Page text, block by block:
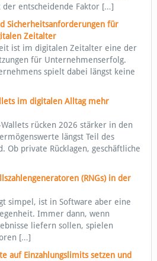
entscheidende Faktor[…]
Sicherheitsanforderungen für
Zeitalter
ist im digitalen Zeitalter eine der
für Unternehmenserfolg.
spielt dabei längst keine
im digitalen Alltag mehr
Wallets rücken 2026 stärker in den
längst Teil des
Ob private Rücklagen, geschäftliche
(RNGs) in der
simpel, ist in Software aber eine
Immer dann, wenn
liefern sollen, spielen
[…]
auf Einzahlungslimits setzen und